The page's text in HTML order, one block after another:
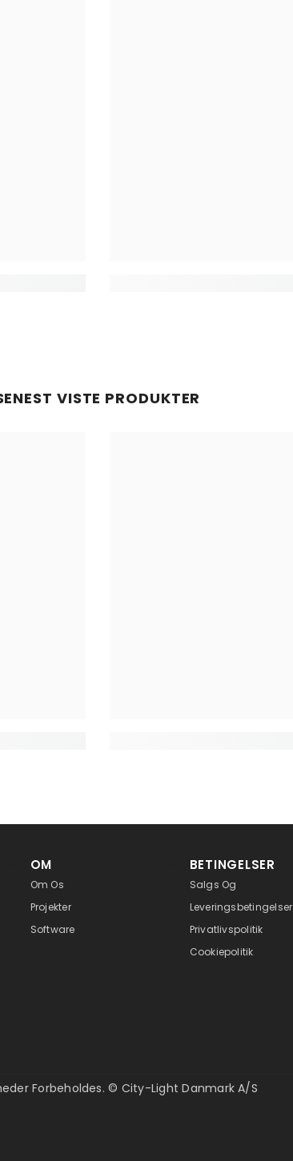
VISTE PRODUKTER
OM
Om Os
Projekter
Software
BETINGELSER
Salgs Og
Leveringsbetingelser
Privatlivspolitik
Cookiepolitik
Forbeholdes. © City-Light Danmark A/S